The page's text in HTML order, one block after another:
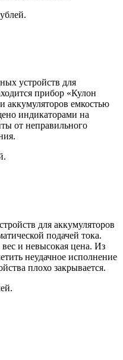
устройств для
прибор «Кулон
аккумуляторов емкостью
индикаторами на
от неправильного
для аккумуляторов
подачей тока.
и невысокая цена. Из
неудачное исполнение
плохо закрывается.